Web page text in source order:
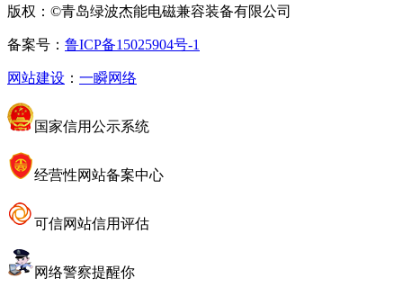
版权：©青岛绿波杰能电磁兼容装备有限公司
备案号： 鲁ICP备15025904号-1
网站建设 ： 一瞬网络
国家信用公示系统
经营性网站备案中心
可信网站信用评估
网络警察提醒你